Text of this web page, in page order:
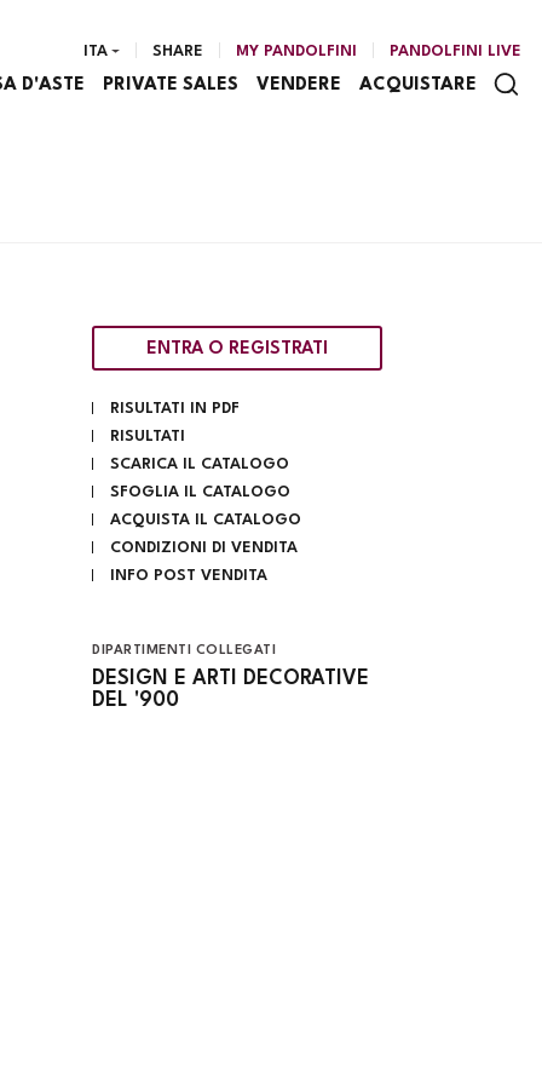
ITA SHARE MY PANDOLFINI PANDOLFINI LIVE
D'ASTE PRIVATE SALES VENDERE ACQUISTARE
ENTRA O REGISTRATI
RISULTATI IN PDF
RISULTATI
SCARICA IL CATALOGO
SFOGLIA IL CATALOGO
ACQUISTA IL CATALOGO
CONDIZIONI DI VENDITA
INFO POST VENDITA
DIPARTIMENTI COLLEGATI
DESIGN E ARTI DECORATIVE
DEL '900